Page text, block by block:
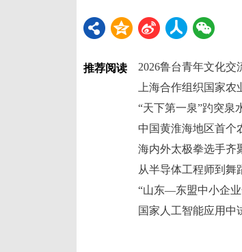
推荐阅读
2026鲁台青年文化交
上海合作组织国家
“天下第一泉”趵突泉
中国黄淮海地区首个
海内外太极拳选手齐
从半导体工程师到舞
“山东—东盟中小企